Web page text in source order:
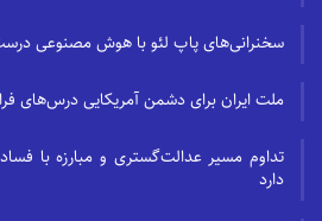
سخنرانی‌های پاپ لئو با هوش مصنوعی
ملت ایران برای دشمن آمریکایی درس‌های
تداوم مسیر عدالت‌گستری و مبارزه با
دارد